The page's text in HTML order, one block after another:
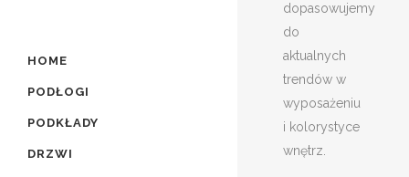
HOME
PODŁOGI
PODKŁADY
DRZWI
dopasowujemy
do
aktualnych
trendów w
wyposażeniu
i kolorystyce
wnętrz.